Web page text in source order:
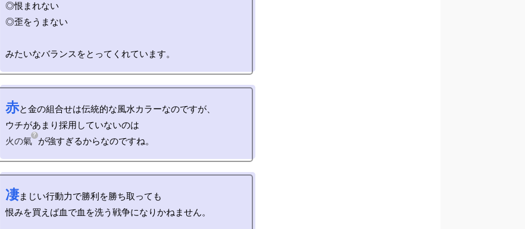
◎恨まれない
◎歪をうまない
赤と金の組合せは伝統的な風水カラーなのですが、
火の氣
凄まじい行動力で勝利を勝ち取っても
恨みを買えば血で血を洗う戦争になりかねません。